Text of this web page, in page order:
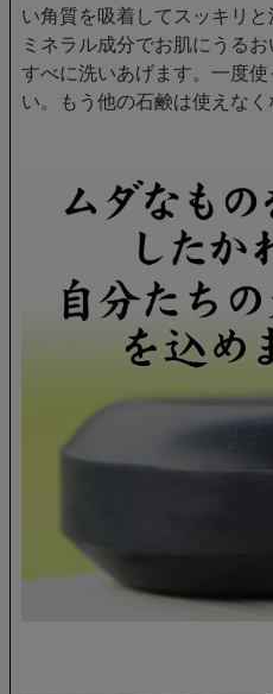
い角質を吸着してスッキリと
ミネラル成分でお肌にうる
すべに洗いあげます。一度
い。もう他の石鹸は使えなく